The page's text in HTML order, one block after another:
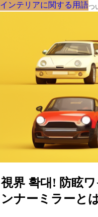
クルマの大辞典、購入･売却につ
視界 확대! 防眩
ンナーミラーと
インテリアに関する用語
インテリアに関する用語
インテリアに関する用語
インテリアに関する用語
インテリアに関する用語
インテリアに関する用語
インテリアに関する用語
インテリアに関する用語
インテリアに関する用語